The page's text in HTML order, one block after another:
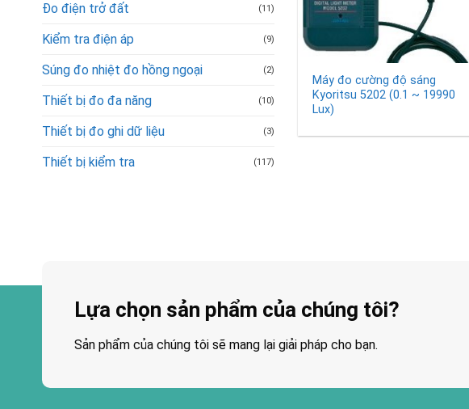
Đo điện trở đất (11)
Kiểm tra điện áp (9)
Súng đo nhiệt đo hồng ngoại (2)
Thiết bị đo đa năng (10)
Thiết bị đo ghi dữ liệu (3)
Thiết bị kiểm tra (117)
Máy đo cường độ sáng
Kyoritsu 5202 (0.1 ~ 19990
Lux)
Lựa chọn sản phẩm của chúng tôi?
Sản phẩm của chúng tôi sẽ mang lại giải pháp cho bạn.